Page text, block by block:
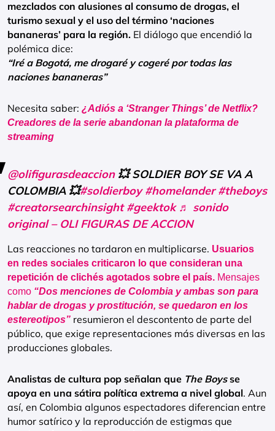
mezclados con alusiones al consumo de drogas, el
turismo sexual y el uso del término ‘naciones
bananeras’ para la región. El diálogo que encendió la
polémica dice:
“Iré a Bogotá, me drogaré y cogeré por todas las
naciones bananeras”
Necesita saber: ¿Adiós a ‘Stranger Things’ de Netflix?
Creadores de la serie abandonan la plataforma de
streaming
@olifigurasdeaccion💥 SOLDIER BOY SE VA A
COLOMBIA 💥#soldierboy #homelander #theboys
#creatorsearchinsight #geektok ♬ sonido
original – OLI FIGURAS DE ACCION
Las reacciones no tardaron en multiplicarse. Usuarios
en redes sociales criticaron lo que consideran una
repetición de clichés agotados sobre el país. Mensajes
como “Dos menciones de Colombia y ambas son para
hablar de drogas y prostitución, se quedaron en los
estereotipos” resumieron el descontento de parte del
público, que exige representaciones más diversas en las
producciones globales.
Analistas de cultura pop señalan que The Boysse
apoya en una sátira política extrema a nivel global. Aun
así, en Colombia algunos espectadores diferencian entre
humor satírico y la reproducción de estigmas que